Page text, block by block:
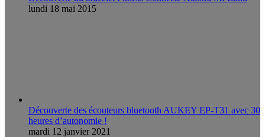
lundi 18 mai 2015
Découverte des écouteurs bluetooth AUKEY EP-T31 avec 30
heures d’autonomie !
mardi 12 janvier 2021